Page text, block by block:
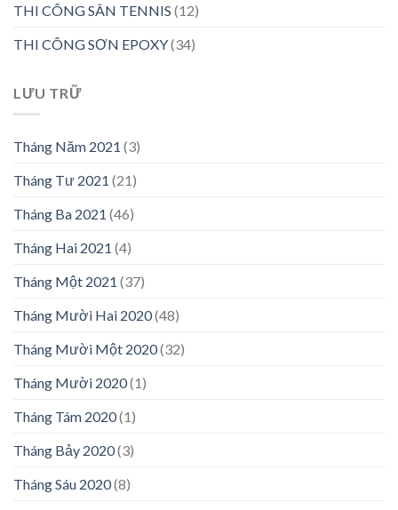
THI CÔNG SÂN TENNIS (12)
THI CÔNG SƠN EPOXY(34)
LƯU TRỮ
Tháng Năm 2021 (3)
Tháng Tư 2021 (21)
Tháng Ba 2021 (46)
Tháng Hai 2021 (4)
Tháng Một 2021 (37)
Tháng Mười Hai 2020(48)
Tháng Mười Một 2020(32)
Tháng Mười 2020(1)
Tháng Tám 2020(1)
Tháng Bảy 2020(3)
Tháng Sáu 2020(8)